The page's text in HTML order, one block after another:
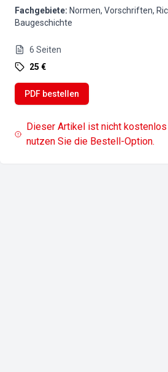
Fachgebiete: Normen, Vorschriften,
Baugeschichte
6 Seiten
25 €
PDF bestellen
Dieser Artikel ist nicht
nutzen Sie die Bestell-Option.